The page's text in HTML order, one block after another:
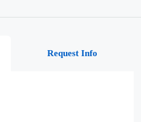
Request Info